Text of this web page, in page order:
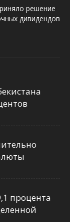
решение
дивидендов
процента